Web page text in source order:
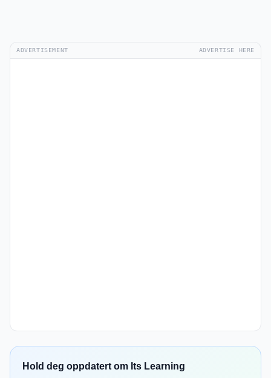
ADVERTISEMENT ADVERTISE HERE
Hold deg oppdatert om Its Learning